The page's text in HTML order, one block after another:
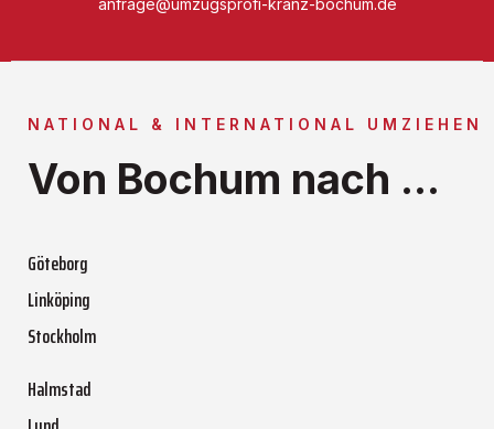
anfrage@umzugsprofi-kranz-bochum.de
NATIONAL & INTERNATIONAL UMZIEHEN
Von Bochum nach ...
Göteborg
Linköping
Stockholm
Halmstad